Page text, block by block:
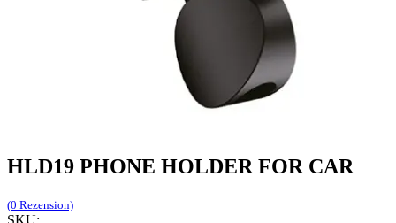
HLD19 PHONE HOLDER FOR CAR
(0 Rezension)
SKU: